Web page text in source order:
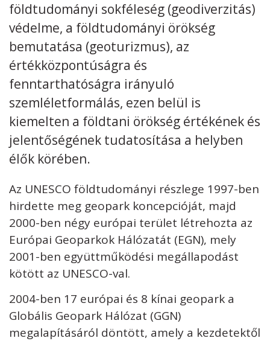
Ember és Bioszféra Program
UNESCO Globális Geoparkok
Világemlékezet
Tanuló Városok Globális Hálózata
Kreatív Városok Hálózata
UNESCO Tanszékek / UNITWIN Program
UNESCO Társult Iskolák Hálózata
Évfordulók
DOKUMENTUMTÁR
PÁLYÁZATOK / DÍJAK
KAPCSOLAT
Kövess minket unescohungary
Adatkezelési tájékoztató Impresszum
Technikai információk
földtudományi sokféleség (geodiverzitás)
védelme, a földtudományi örökség
bemutatása (geoturizmus), az
értékközpontúságra és
fenntarthatóságra irányuló
szemléletformálás, ezen belül is
kiemelten a földtani örökség értékének és
jelentőségének tudatosítása a helyben
élők körében.
Az UNESCO földtudományi részlege 1997-ben
hirdette meg geopark koncepcióját, majd
2000-ben négy európai terület létrehozta az
Európai Geoparkok Hálózatát (EGN), mely
2001-ben együttműködési megállapodást
kötött az UNESCO-val.
2004-ben 17 európai és 8 kínai geopark a
Globális Geopark Hálózat (GGN)
megalapításáról döntött, amely a kezdetektől